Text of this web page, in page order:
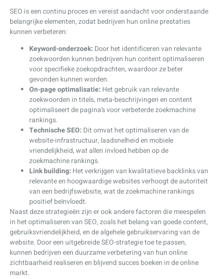
SEO is een continu proces en vereist aandacht voor onderstaande
belangrijke elementen, zodat bedrijven hun online prestaties
kunnen verbeteren:
Keyword-onderzoek: Door het identificeren van relevante
zoekwoorden kunnen bedrijven hun content optimaliseren
voor specifieke zoekopdrachten, waardoor ze beter
gevonden kunnen worden.
On-page optimalisatie: Het gebruik van relevante
zoekwoorden in titels, meta-beschrijvingen en content
optimaliseert de pagina’s voor verbeterde zoekmachine
rankings.
Technische SEO: Dit omvat het optimaliseren van de
website-infrastructuur, laadsnelheid en mobiele
vriendelijkheid, wat allen invloed hebben op de
zoekmachine rankings.
Link building: Het verkrijgen van kwalitatieve backlinks van
relevante en hoogwaardige websites verhoogt de autoriteit
van een bedrijfswebsite, wat de zoekmachine rankings
positief beïnvloedt.
Naast deze strategieën zijn er ook andere factoren die meespelen
in het optimaliseren van SEO, zoals het belang van goede content,
gebruiksvriendelijkheid, en de algehele gebruikservaring van de
website. Door een uitgebreide SEO-strategie toe te passen,
kunnen bedrijven een duurzame verbetering van hun online
zichtbaarheid realiseren en blijvend succes boeken in de online
markt.